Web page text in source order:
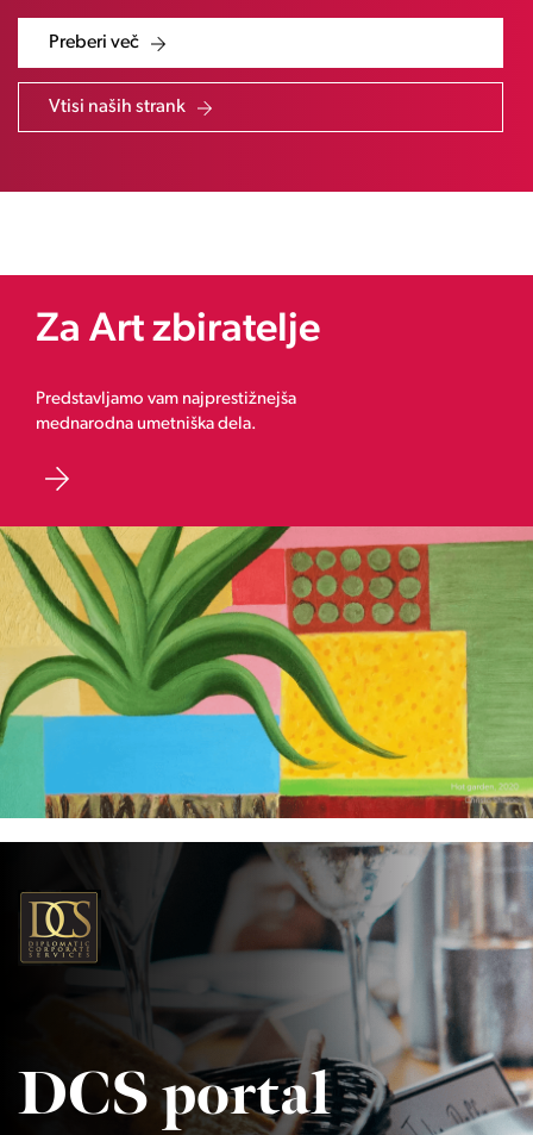
Preberi več
Vtisi naših strank
Za Art zbiratelje
Predstavljamo vam najprestižnejša
mednarodna umetniška dela.
DCS portal